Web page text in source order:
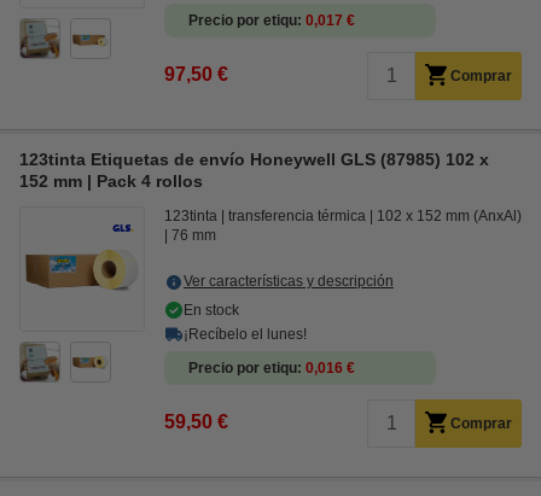
Precio por etiqu 0,017 €
97,50 € Comprar
123tinta Etiquetas de envío Honeywell GLS (87985) 102 x
152 mm | Pack 4 rollos
123tinta transferencia térmica
102 x 152 mm (AnxAl)
76 mm
Ver características y descripción
En stock
¡Recíbelo el lunes!
Precio por etiqu 0,016 €
59,50 € Comprar